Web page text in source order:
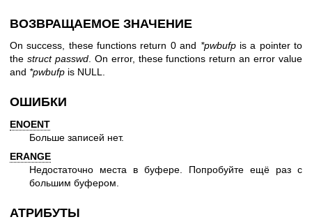
ВОЗВРАЩАЕМОЕ ЗНАЧЕНИЕ
On success, these functions return 0 and *pwbufpis a pointer to
the struct passwd. On error, these functions return an error value
and *pwbufp is NULL.
ОШИБКИ
ENOENT
Больше записей нет.
ERANGE
Недостаточно места в буфере. Попробуйте ещё раз с
большим буфером.
АТРИБУТЫ